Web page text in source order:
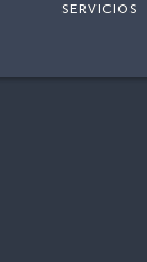
SERVICIOS